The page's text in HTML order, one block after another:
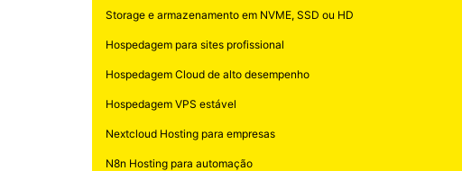
Storage e armazenamento em NVME, SSD ou HD
Hospedagem para sites profissional
Hospedagem Cloud de alto desempenho
Hospedagem VPS estável
Nextcloud Hosting para empresas
N8n Hosting para automação